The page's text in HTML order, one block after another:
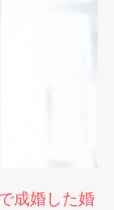
成婚した婚